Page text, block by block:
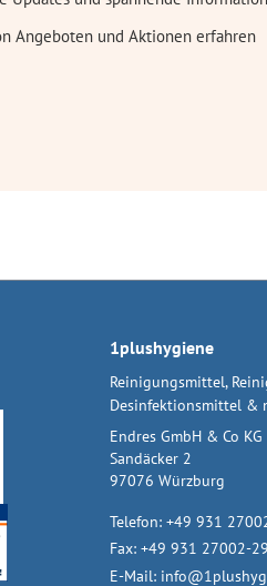
Angeboten und Aktionen erfahren
1plushygiene
Reinigungsmittel,
Desinfektionsmittel &
Endres GmbH & Co KG
Sandäcker 2
97076 Würzburg
Telefon: +49 931
Fax: +49 931 27002-
E-Mail: